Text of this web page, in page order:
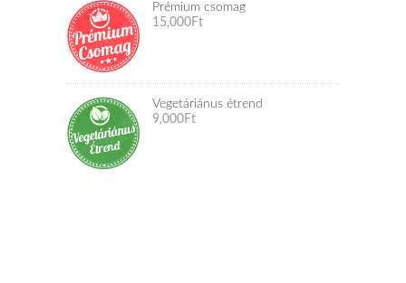
Prémium csomag
15,000Ft
Vegetáriánus étrend
9,000Ft